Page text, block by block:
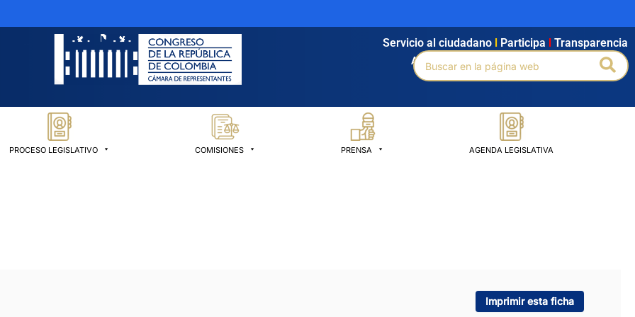
Agendamiento Intranet Búsqueda avanzada
Servicio al ciudadano Participa Transparencia
Buscar
por:
PROCESO LEGISLATIVO COMISIONES PRENSA AGENDA LEGISLATIVA
Imprimir esta ficha